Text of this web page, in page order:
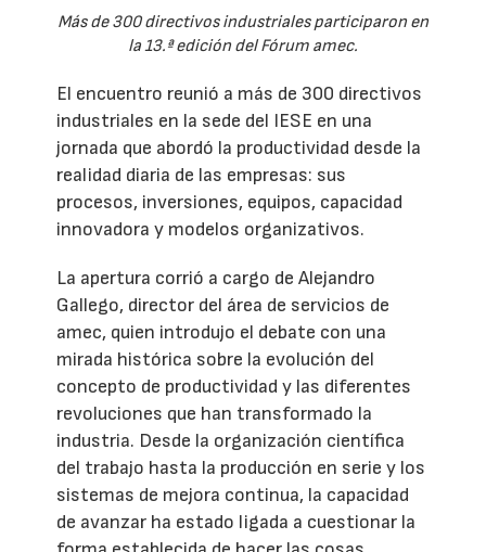
Más de 300 directivos industriales participaron en
la 13.ª edición del Fórum amec.
El encuentro reunió a más de 300 directivos
industriales en la sede del IESE en una
jornada que abordó la productividad desde la
realidad diaria de las empresas: sus
procesos, inversiones, equipos, capacidad
innovadora y modelos organizativos.
La apertura corrió a cargo de Alejandro
Gallego, director del área de servicios de
amec, quien introdujo el debate con una
mirada histórica sobre la evolución del
concepto de productividad y las diferentes
revoluciones que han transformado la
industria. Desde la organización científica
del trabajo hasta la producción en serie y los
sistemas de mejora continua, la capacidad
de avanzar ha estado ligada a cuestionar la